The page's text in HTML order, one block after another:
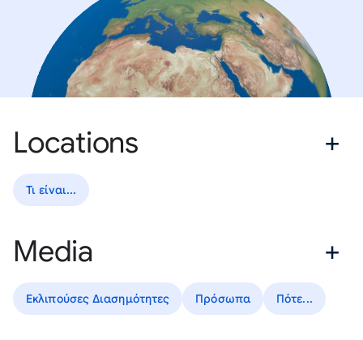
Locations
Τι είναι...
Media
Εκλιπούσες Διασημότητες Πρόσωπα Πότε...